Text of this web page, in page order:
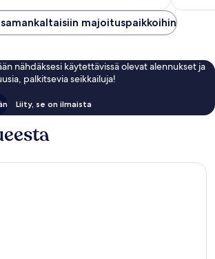
majoituspaikkoihin
nähdäksesi käytettävissä olevat alennukset ja
palkitsevia seikkailuja!
Liity, se on ilmaista